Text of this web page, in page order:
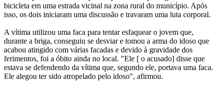
bicicleta em uma estrada vicinal na zona rural do município. Após
isso, os dois iniciaram uma discussão e travaram uma luta corporal.
A vítima utilizou uma faca para tentar esfaquear o jovem que,
durante a briga, conseguiu se desviar e tomou a arma do idoso que
acabou atingido com várias facadas e devido à gravidade dos
ferimentos, foi a óbito ainda no local. "Ele [ o acusado] disse que
estava se defendendo da vítima que, segundo ele, portava uma faca.
Ele alegou ter sido atropelado pelo idoso", afirmou.